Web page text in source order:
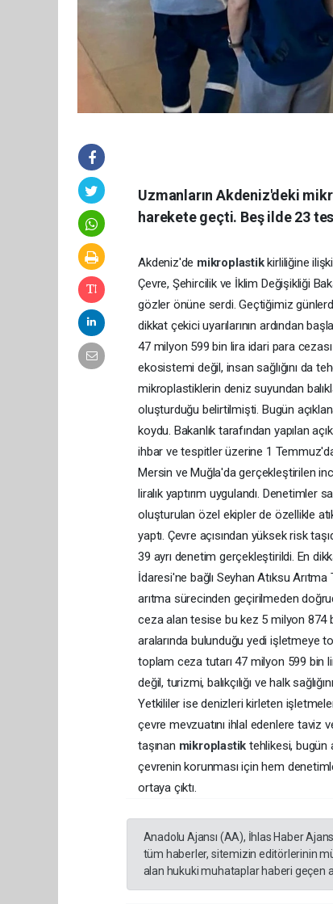
Uzmanların Akdeniz'deki
harekete geçti. Beş ilde 23
Akdeniz'de mikroplastikkirliliğine
Çevre, Şehircilik ve İklim Değişikliği
gözler önüne serdi. Geçtiğimiz
dikkat çekici uyarılarının ardından
47 milyon 599 bin lira idari para
ekosistemi değil, insan sağlığını da
mikroplastiklerin deniz suyundan
oluşturduğu belirtilmişti. Bugün
koydu. Bakanlık tarafından yapılan
ihbar ve tespitler üzerine 1
Mersin ve Muğla'da gerçekleştirilen
liralık yaptırım uygulandı. Denetimler
oluşturulan özel ekipler de özellikle
yaptı. Çevre açısından yüksek risk
39 ayrı denetim gerçekleştirildi. En
İdaresi'ne bağlı Seyhan Atıksu
arıtma sürecinden geçirilmeden
ceza alan tesise bu kez 5 milyon 874
aralarında bulunduğu yedi işletmeye
toplam ceza tutarı 47 milyon 599 bin
değil, turizmi, balıkçılığı ve halk
Yetkililer ise denizleri kirleten
çevre mevzuatını ihlal edenlere taviz
taşınan mikroplastiktehlikesi, bugün
çevrenin korunması için hem
ortaya çıktı.
Anadolu Ajansı (AA), İhlas Haber
tüm haberler, sitemizin editörlerinin
alan hukuki muhataplar haberi geçen